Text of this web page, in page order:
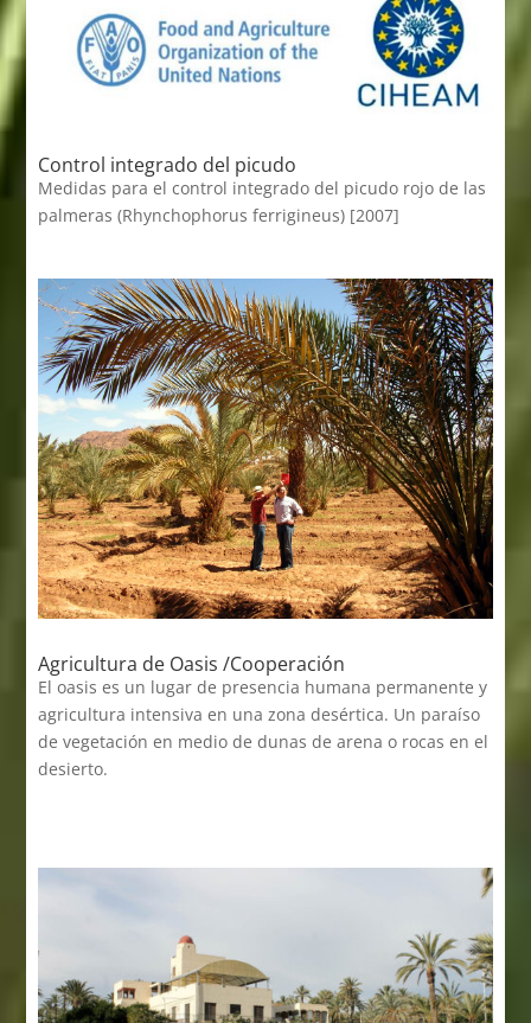
Control integrado del picudo
Medidas para el control integrado del picudo rojo de las
palmeras (Rhynchophorus ferrigineus) [2007]
Agricultura de Oasis /Cooperación
El oasis es un lugar de presencia humana permanente y
agricultura intensiva en una zona desértica. Un paraíso
de vegetación en medio de dunas de arena o rocas en el
desierto.